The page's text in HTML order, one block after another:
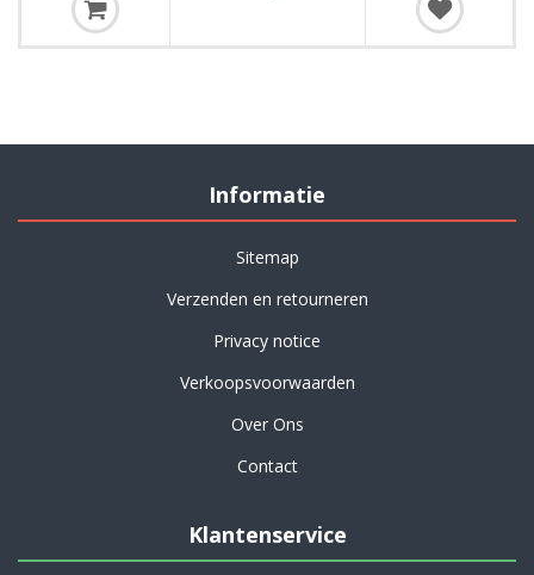
Informatie
Sitemap
Verzenden en retourneren
Privacy notice
Verkoopsvoorwaarden
Over Ons
Contact
Klantenservice